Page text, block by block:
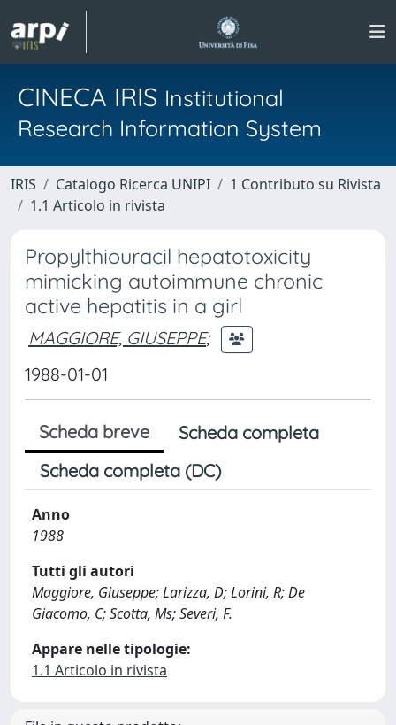
CINECA IRIS Institutional
Research Information System
IRIS Catalogo Ricerca UNIPI
1 Contributo su Rivista
1.1 Articolo in rivista
Propylthiouracil hepatotoxicity
mimicking autoimmune chronic
active hepatitis in a girl
MAGGIORE, GIUSEPPE;
1988-01-01
Scheda breve
Scheda completa
Scheda completa (DC)
Anno
1988
Tutti gli autori
Maggiore, Giuseppe; Larizza, D; Lorini, R; De
Giacomo, C; Scotta, Ms; Severi, F.
Appare nelle tipologie:
1.1 Articolo in rivista